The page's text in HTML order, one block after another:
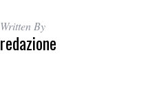
Written By
redazione